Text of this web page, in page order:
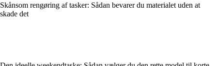
Skånsom rengøring af tasker: Sådan bevarer du materialet uden at
skade det